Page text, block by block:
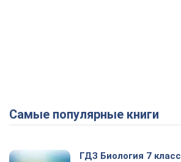
Самые популярные книги
ГДЗ Биология 7 класс